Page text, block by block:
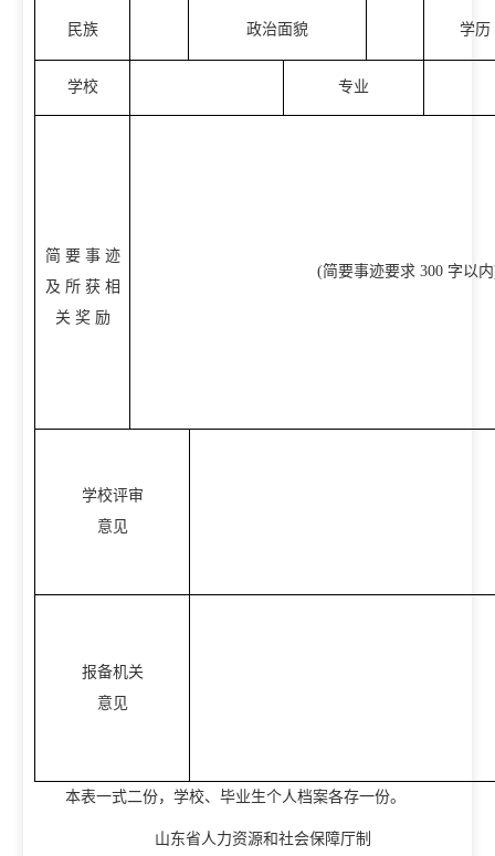
民族 政治面貌 学历
学校 专业
简 要 事 迹
及 所 获 相
关 奖 励
(简要事迹要求 300 字以
学校评审
意见
报备机关
意见
本表一式二份，学校、毕业生个人档案各存一份。
山东省人力资源和社会保障厅制